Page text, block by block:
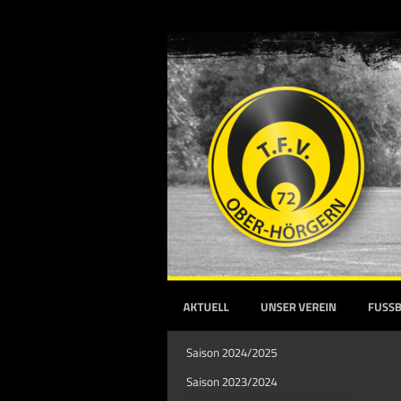
AKTUELL UNSER VEREIN
Saison 2024/2025
Saison 2023/2024